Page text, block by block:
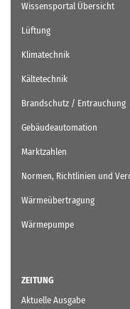
Wissensportal Übersicht
Lüftung
Klimatechnik
Kältetechnik
Brandschutz / Entrauchung
Gebäudeautomation
Marktzahlen
Normen, Richtlinien und
Wärmeübertragung
Wärmepumpe
ZEITUNG
Aktuelle Ausgabe